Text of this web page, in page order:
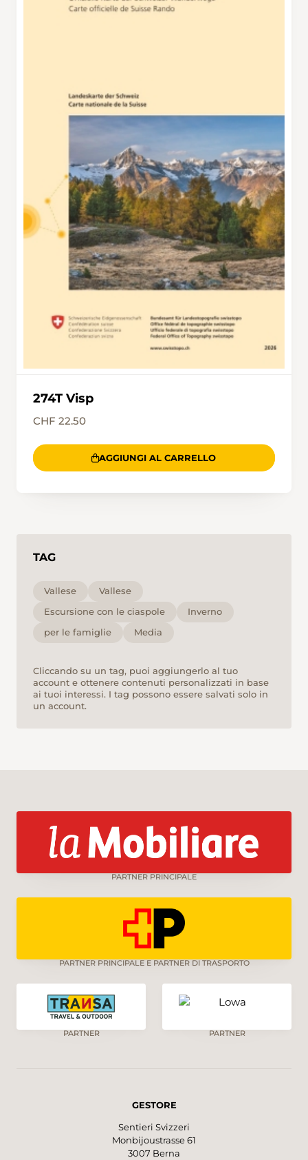
ripida. Se c’è tempo a sufficienza qui ci si può
alle mele con la panna. Per il ritorno ci sono
due possibilità: il percorso su una stradina
porta direttamente a Grächen, ma può anche
presentarsi non innevato. Un altro percorso
conduce al di sopra della stradina. Chi non
desidera più camminare trova, con un pizzico
di fortuna, un passaggio. Per preservare le
energie per altri sport invernali il giorno
successivo!
274T Visp
CHF 22.50
AGGIUNGI AL CARRELLO
TAG
Vallese
Vallese
Escursione con le ciaspole
Inverno
per le famiglie
Media
Cliccando su un tag, puoi aggiungerlo al tuo
account e ottenere contenuti personalizzati in base
ai tuoi interessi. I tag possono essere salvati solo in
un account.
PARTNER PRINCIPALE
PARTNER PRINCIPALE E PARTNER DI TRASPORTO
PARTNER PARTNER
GESTORE
Sentieri Svizzeri
Monbijoustrasse 61
3007 Berna